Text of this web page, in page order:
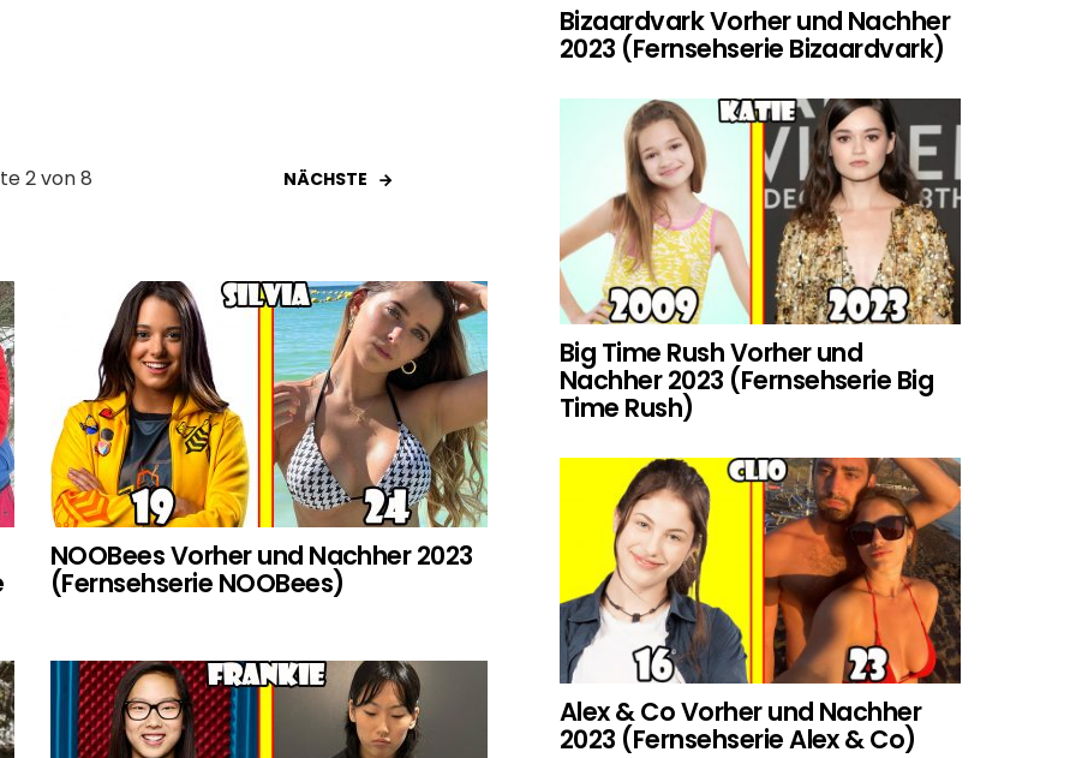
2 von 8 NÄCHSTE
NOOBees Vorher und Nachher 2023
(Fernsehserie NOOBees)
Bizaardvark Vorher und Nachher
2023 (Fernsehserie Bizaardvark)
Big Time Rush Vorher und
Nachher 2023 (Fernsehserie Big
Time Rush)
Alex & Co Vorher und Nachher
2023 (Fernsehserie Alex & Co)